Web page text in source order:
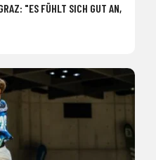
"ES FÜHLT SICH GUT AN,